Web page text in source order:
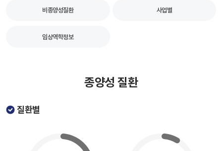
비종양성질환 사업별
임상역학정보
종양성 질환
질환별